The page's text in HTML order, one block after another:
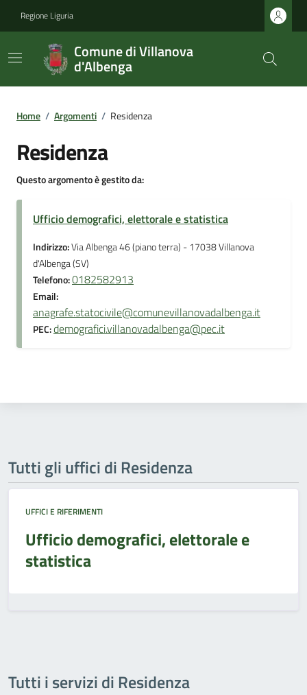
Regione Liguria
Comune di Villanova
d'Albenga
Home / Argomenti / Residenza
Residenza
Questo argomento è gestito da:
Ufficio demografici, elettorale e statistica
Indirizzo:Via Albenga 46 (piano terra) - 17038 Villanova
d'Albenga (SV)
Telefono:0182582913
Email:
anagrafe.statocivile@comunevillanovadalbenga.it
PEC:demografici.villanovadalbenga@pec.it
Tutti gli uffici di Residenza
UFFICI E RIFERIMENTI
Ufficio demografici, elettorale e
statistica
Tutti i servizi di Residenza